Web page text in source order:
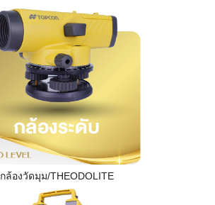
กล้องวัดมุม/THEODOLITE